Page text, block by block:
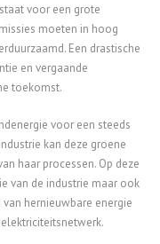
voor een grote
moeten in hoog
Een drastische
en vergaande
toekomst.
voor een steeds
kan deze groene
haar processen. Op deze
van de industrie maar ook
hernieuwbare energie